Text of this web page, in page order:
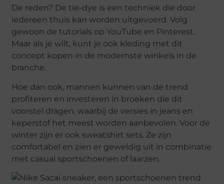
De reden? De tie-dye is een techniek die door
iedereen thuis kan worden uitgevoerd. Volg
gewoon de tutorials op YouTube en Pinterest.
Maar als je wilt, kunt je ook kleding met dit
concept kopen in de modernste winkels in de
branche.
Hoe dan ook, mannen kunnen van de trend
profiteren en investeren in broeken die dit
voorstel dragen, waarbij de versies in jeans en
keperstof het meest worden aanbevolen. Voor de
winter zijn er ook sweatshirt sets. Ze zijn
comfortabel en zien er geweldig uit in combinatie
met casual sportschoenen of laarzen.